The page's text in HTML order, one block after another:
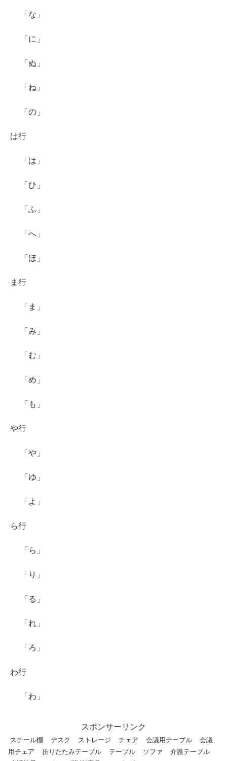
「な」
「に」
「ぬ」
「ね」
「の」
は行
「は」
「ひ」
「ふ」
「へ」
「ほ」
ま行
「ま」
「み」
「む」
「め」
「も」
や行
「や」
「ゆ」
「よ」
ら行
「ら」
「り」
「る」
「れ」
「ろ」
わ行
「わ」
スポンサーリンク
スチール棚 デスク ストレージ チェア 会議用テーブル
会議
用チェア
折りたたみテーブル テーブル ソファ
介護テーブル